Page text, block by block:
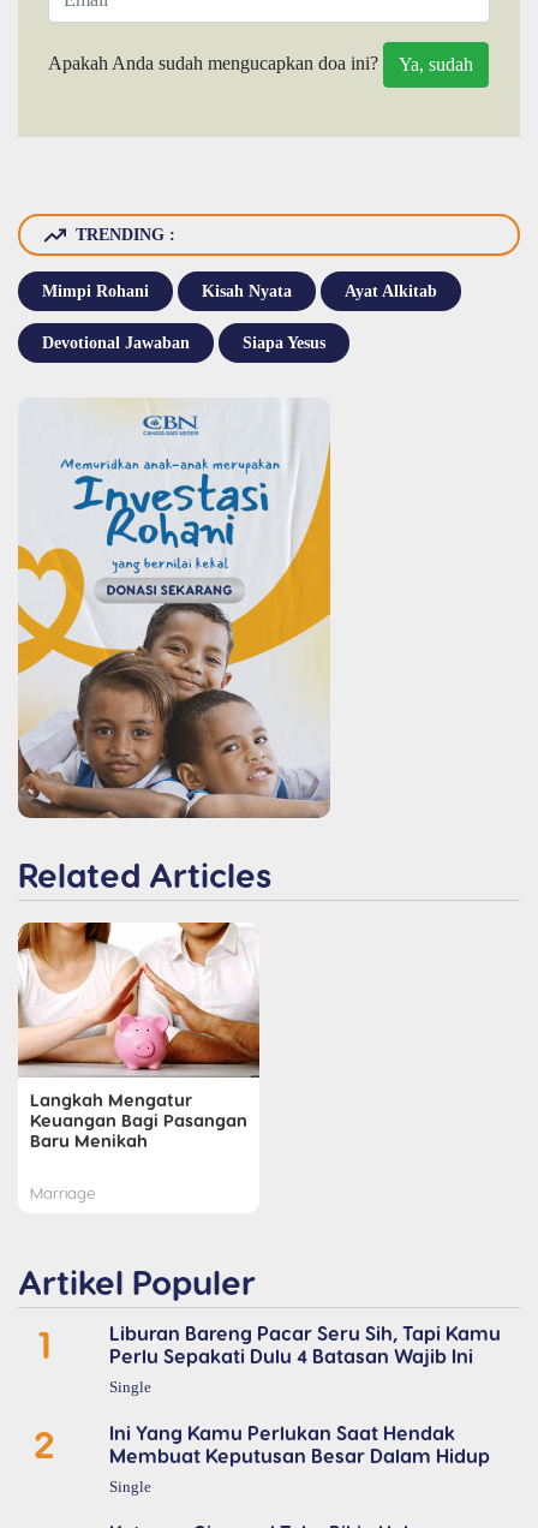
Apakah Anda sudah mengucapkan doa ini?
TRENDING :
Mimpi Rohani Kisah Nyata Ayat Alkitab
Devotional Jawaban Siapa Yesus
Related Articles
Langkah Mengatur
Keuangan Bagi Pasangan
Baru Menikah
Marriage
Artikel Populer
1
Liburan Bareng Pacar Seru Sih, Tapi Kamu
Perlu Sepakati Dulu 4 Batasan Wajib Ini
Single
2
Ini Yang Kamu Perlukan Saat Hendak
Membuat Keputusan Besar Dalam Hidup
Single